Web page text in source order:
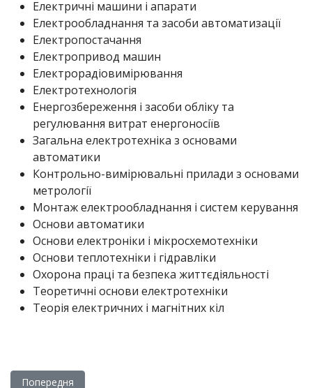
Електричні машини і апарати
Електрообладнання та засоби автоматизації
Електропостачання
Електропривод машин
Електрорадіовимірювання
Електротехнологія
Енергозбереження і засоби обліку та
регулювання витрат енергоносіїв
Загальна електротехніка з основами
автоматики
Контрольно-вимірювальні прилади з основами
метрології
Монтаж електрообладнання і систем керування
Основи автоматики
Основи електроніки і мікросхемотехніки
Основи теплотехніки і гідравліки
Охорона праці та безпека життєдіяльності
Теоретичні основи електротехніки
Теорія електричних і магнітних кіл
Попередня стаття: ПОЗАКЛАСНИЙ ВИХОВНИЙ ЗАХІД «
Попередня